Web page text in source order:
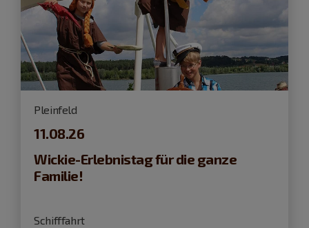
Pleinfeld
11.08.26
Wickie-Erlebnistag für die ganze
Familie!
Schifffahrt